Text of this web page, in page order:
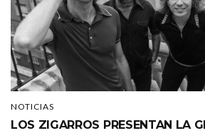
NOTICIAS
LOS ZIGARROS PRESENTAN LA